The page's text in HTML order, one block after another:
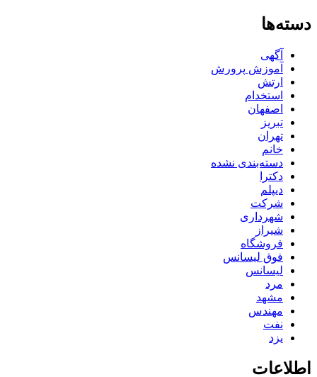
دسته‌ها
آگهی
آموزش پرورش
ارتش
استخدام
اصفهان
تبریز
تهران
خانم
دسته‌بندی نشده
دکترا
دیپلم
شرکت
شهرداری
شیراز
فروشگاه
فوق لیسانس
لیسانس
مرد
مشهد
مهندس
نفت
یزد
اطلاعات